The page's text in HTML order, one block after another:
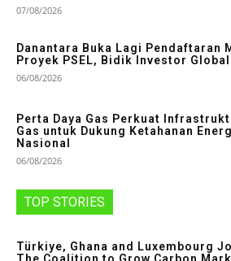
07/08/2026
Danantara Buka Lagi Pendaftaran
Proyek PSEL, Bidik Investor Global
06/08/2026
Perta Daya Gas Perkuat
Gas untuk Dukung Ketahanan
Nasional
06/08/2026
TOP STORIES
Türkiye, Ghana and Luxembourg
The Coalition to Grow Carbon